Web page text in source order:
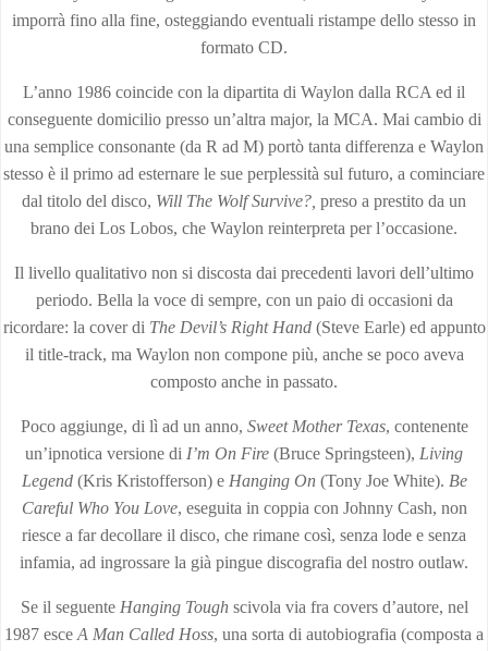
imporrà fino alla fine, osteggiando eventuali ristampe dello stesso in
formato CD.
L’anno 1986 coincide con la dipartita di Waylon dalla RCA ed il
conseguente domicilio presso un’altra major, la MCA. Mai cambio di
una semplice consonante (da R ad M) portò tanta differenza e Waylon
stesso è il primo ad esternare le sue perplessità sul futuro, a cominciare
dal titolo del disco, Will The Wolf Survive?, preso a prestito da un
brano dei Los Lobos, che Waylon reinterpreta per l’occasione.
Il livello qualitativo non si discosta dai precedenti lavori dell’ultimo
periodo. Bella la voce di sempre, con un paio di occasioni da
ricordare: la cover di The Devil’s Right Hand(Steve Earle) ed appunto
il title-track, ma Waylon non compone più, anche se poco aveva
composto anche in passato.
Poco aggiunge, di lì ad un anno, Sweet Mother Texas, contenente
un’ipnotica versione di I’m On Fire (Bruce Springsteen), Living
Legend(Kris Kristofferson) e Hanging On(Tony Joe White). Be
Careful Who You Love, eseguita in coppia con Johnny Cash, non
riesce a far decollare il disco, che rimane così, senza lode e senza
infamia, ad ingrossare la già pingue discografia del nostro outlaw.
Se il seguente Hanging Toughscivola via fra covers d’autore, nel
1987 esce A Man Called Hoss, una sorta di autobiografia (composta a